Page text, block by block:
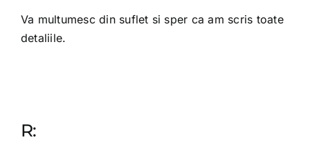
Va multumesc din suflet si sper ca am scris toate
detaliile.
R: